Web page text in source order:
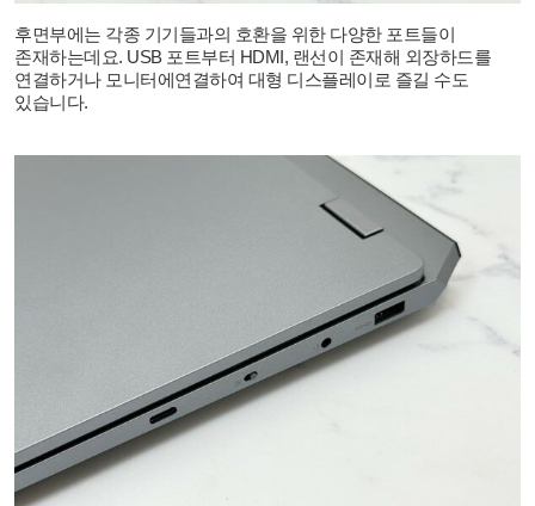
후면부에는 각종 기기들과의 호환을 위한 다양한 포트들이
존재하는데요. USB 포트부터 HDMI, 랜선이 존재해 외장하드를
연결하거나 모니터에연결하여 대형 디스플레이로 즐길 수도
있습니다.